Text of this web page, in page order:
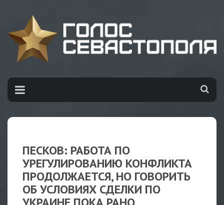
ПЕСКОВ: РАБОТА ПО
УРЕГУЛИРОВАНИЮ КОНФЛИКТА
ПРОДОЛЖАЕТСЯ, НО ГОВОРИТЬ
ОБ УСЛОВИЯХ СДЕЛКИ ПО